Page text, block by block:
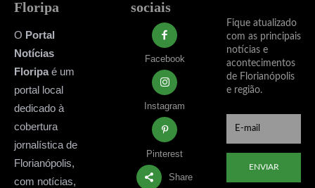
Floripa
O Portal
Notícias
Floripaé um
portal local
dedicado à
cobertura
jornalística de
Florianópolis,
com notícias,
sociais
Facebook
Instagram
Pinterest
Share
Fique atualizado
com as principais
notícias e
acontecimentos
de Florianópolis
e região.
ENVIAR